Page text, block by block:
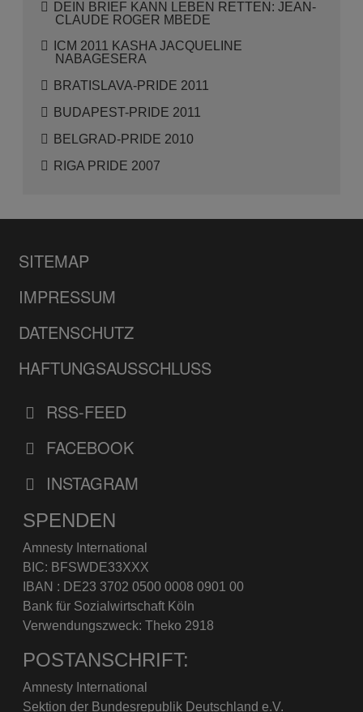
DEIN BRIEF KANN LEBEN RETTEN: JEAN-
CLAUDE ROGER MBEDE
ICM 2011 KASHA JACQUELINE
NABAGESERA
BRATISLAVA-PRIDE 2011
BUDAPEST-PRIDE 2011
BELGRAD-PRIDE 2010
RIGA PRIDE 2007
SITEMAP
IMPRESSUM
DATENSCHUTZ
HAFTUNGSAUSSCHLUSS
RSS-FEED
FACEBOOK
INSTAGRAM
SPENDEN
Amnesty International
BIC: BFSWDE33XXX
IBAN : DE23 3702 0500 0008 0901 00
Bank für Sozialwirtschaft Köln
Verwendungszweck: Theko 2918
POSTANSCHRIFT:
Amnesty International
Sektion der Bundesrepublik Deutschland e.V.